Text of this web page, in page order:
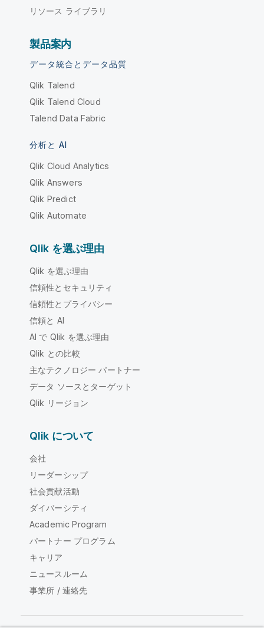
リソース ライブラリ
製品案内
データ統合とデータ品質
Qlik Talend
Qlik Talend Cloud
Talend Data Fabric
分析と AI
Qlik Cloud Analytics
Qlik Answers
Qlik Predict
Qlik Automate
Qlik を選ぶ理由
Qlik を選ぶ理由
信頼性とセキュリティ
信頼性とプライバシー
信頼と AI
AI で Qlik を選ぶ理由
Qlik との比較
主なテクノロジー パートナー
データ ソースとターゲット
Qlik リージョン
Qlik について
会社
リーダーシップ
社会貢献活動
ダイバーシティ
Academic Program
パートナー プログラム
キャリア
ニュースルーム
事業所 / 連絡先